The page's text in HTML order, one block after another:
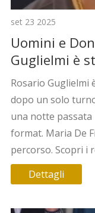
set 23 2025
Uomini e
Guglielmi è
programma
Rosario Guglielmi
dopo un solo
una notte passata
format. Maria De
percorso. Scopri i
reazioni del
Dettagli